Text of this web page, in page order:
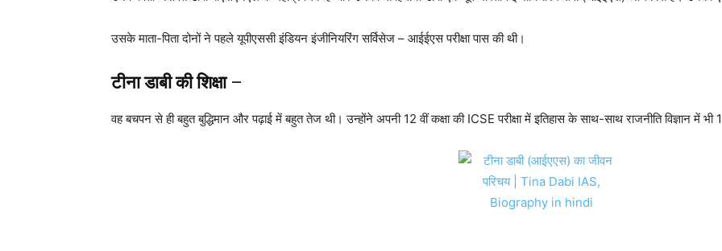
उसके माता-पिता दोनों ने पहले यूपीएससी इंडियन इंजीनियरिंग सर्विसेज – आईईएस परीक्षा पास की थी।
टीना डाबी की शिक्षा –
वह बचपन से ही बहुत बुद्धिमान और पढ़ाई में बहुत तेज थी। उन्होंने अपनी 12 वीं कक्षा की ICSE परीक्षा में इतिहास के साथ-साथ राजनीति विज्ञान में